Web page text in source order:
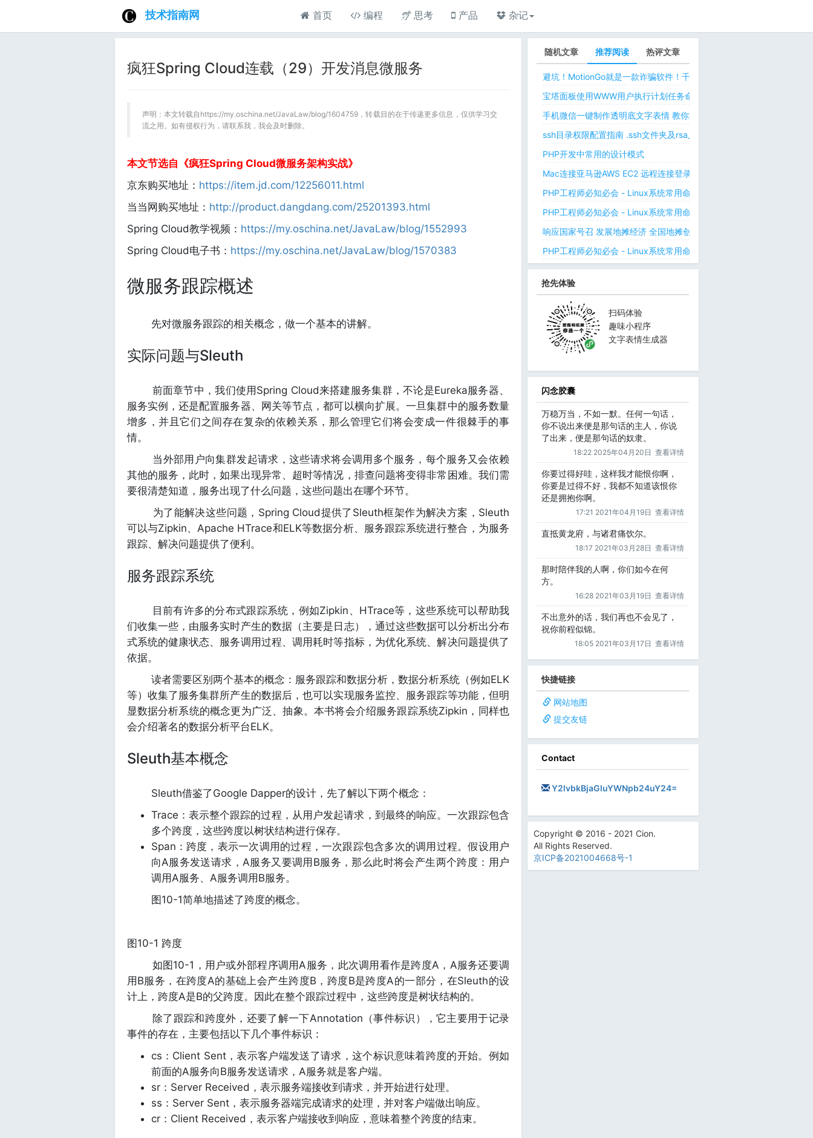
技术指南网 首页 编程 思考 产品 杂记
疯狂Spring Cloud连载（29）开发消息微服务
声明：本文转载自https://my.oschina.net/JavaLaw/blog/1604759，转载目的在于传递更多信息，仅供学习交
流之用。如有侵权行为，请联系我，我会及时删除。
本文节选自《疯狂Spring Cloud微服务架构实战》
京东购买地址： https://item.jd.com/12256011.html
当当网购买地址： http://product.dangdang.com/25201393.html
Spring Cloud教学视频： https://my.oschina.net/JavaLaw/blog/1552993
Spring Cloud电子书： https://my.oschina.net/JavaLaw/blog/1570383
微服务跟踪概述
先对微服务跟踪的相关概念，做一个基本的讲解。
实际问题与Sleuth
前面章节中，我们使用Spring Cloud来搭建服务集群，不论是Eureka服务器、
服务实例，还是配置服务器、网关等节点，都可以横向扩展。一旦集群中的服务数量
增多，并且它们之间存在复杂的依赖关系，那么管理它们将会变成一件很棘手的事
情。
当外部用户向集群发起请求，这些请求将会调用多个服务，每个服务又会依赖
其他的服务，此时，如果出现异常、超时等情况，排查问题将变得非常困难。我们需
要很清楚知道，服务出现了什么问题，这些问题出在哪个环节。
为了能解决这些问题，Spring Cloud提供了Sleuth框架作为解决方案，Sleuth
可以与Zipkin、Apache HTrace和ELK等数据分析、服务跟踪系统进行整合，为服务
跟踪、解决问题提供了便利。
服务跟踪系统
目前有许多的分布式跟踪系统，例如Zipkin、HTrace等，这些系统可以帮助我
们收集一些，由服务实时产生的数据（主要是日志），通过这些数据可以分析出分布
式系统的健康状态、服务调用过程、调用耗时等指标，为优化系统、解决问题提供了
依据。
读者需要区别两个基本的概念：服务跟踪和数据分析，数据分析系统（例如ELK
等）收集了服务集群所产生的数据后，也可以实现服务监控、服务跟踪等功能，但明
显数据分析系统的概念更为广泛、抽象。本书将会介绍服务跟踪系统Zipkin，同样也
会介绍著名的数据分析平台ELK。
Sleuth基本概念
Sleuth借鉴了Google Dapper的设计，先了解以下两个概念：
Trace：表示整个跟踪的过程，从用户发起请求，到最终的响应。一次跟踪包含
多个跨度，这些跨度以树状结构进行保存。
Span：跨度，表示一次调用的过程，一次跟踪包含多次的调用过程。假设用户
向A服务发送请求，A服务又要调用B服务，那么此时将会产生两个跨度：用户
调用A服务、A服务调用B服务。
图10-1简单地描述了跨度的概念。
图10-1 跨度
如图10-1，用户或外部程序调用A服务，此次调用看作是跨度A，A服务还要调
用B服务，在跨度A的基础上会产生跨度B，跨度B是跨度A的一部分，在Sleuth的设
计上，跨度A是B的父跨度。因此在整个跟踪过程中，这些跨度是树状结构的。
除了跟踪和跨度外，还要了解一下Annotation（事件标识），它主要用于记录
事件的存在，主要包括以下几个事件标识：
cs：Client Sent，表示客户端发送了请求，这个标识意味着跨度的开始。例如
前面的A服务向B服务发送请求，A服务就是客户端。
sr：Server Received，表示服务端接收到请求，并开始进行处理。
ss：Server Sent，表示服务器端完成请求的处理，并对客户端做出响应。
cr：Client Received，表示客户端接收到响应，意味着整个跨度的结束。
随机文章 推荐阅读 热评文章
避坑！MotionGo就是一款诈骗软件！千万不要用ChatPPT，浪费时间！
宝塔面板使用WWW用户执行计划任务命令 解决laravel日志权限问题 宝
手机微信一键制作透明底文字表情 教你如何让微信表情包背景为透明
ssh目录权限配置指南 .ssh文件夹及rsa_id.pub等文件正确权限规则
PHP开发中常用的设计模式
Mac连接亚马逊AWS EC2 远程连接登录不上去 有pem私钥文件依然要
PHP工程师必知必会 - Linux系统常用命令 - Linux中的网络管理命令（
PHP工程师必知必会 - Linux系统常用命令 - Linux中的网络管理命令（
响应国家号召 发展地摊经济 全国地摊创业经验微信交流群
PHP工程师必知必会 - Linux系统常用命令 - Linux 用户和用户组管理
抢先体验
扫码体验
趣味小程序
文字表情生成器
闪念胶囊
万稳万当，不如一默。任何一句话，
你不说出来便是那句话的主人，你说
了出来，便是那句话的奴隶。
18:22 2025年04月20日 查看详情
你要过得好哇，这样我才能恨你啊，
你要是过得不好，我都不知道该恨你
还是拥抱你啊。
17:21 2021年04月19日 查看详情
直抵黄龙府，与诸君痛饮尔。
18:17 2021年03月28日 查看详情
那时陪伴我的人啊，你们如今在何
方。
16:28 2021年03月19日 查看详情
不出意外的话，我们再也不会见了，
祝你前程似锦。
18:05 2021年03月17日 查看详情
快捷链接
网站地图
提交友链
Contact
Y2lvbkBjaGluYWNpb24uY24=
Copyright © 2016 - 2021 Cion.
All Rights Reserved.
京ICP备2021004668号-1